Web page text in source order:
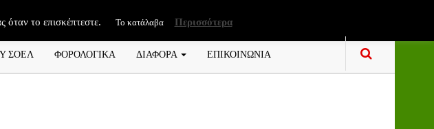
ΣΟΕΛ ΦΟΡΟΛΟΓΙΚΑ ΔΙΑΦΟΡΑ ΕΠΙΚΟΙΝΩΝΙΑ
όταν το επισκέπτεστε. Το κατάλαβα Περισσότερα